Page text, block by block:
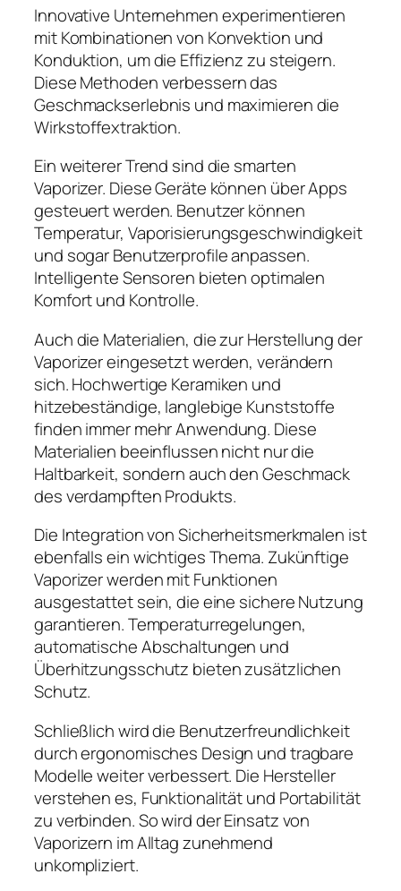
Innovative Unternehmen experimentieren
mit Kombinationen von Konvektion und
Konduktion, um die Effizienz zu steigern.
Diese Methoden verbessern das
Geschmackserlebnis und maximieren die
Wirkstoffextraktion.
Ein weiterer Trend sind die smarten
Vaporizer. Diese Geräte können über Apps
gesteuert werden. Benutzer können
Temperatur, Vaporisierungsgeschwindigkeit
und sogar Benutzerprofile anpassen.
Intelligente Sensoren bieten optimalen
Komfort und Kontrolle.
Auch die Materialien, die zur Herstellung der
Vaporizer eingesetzt werden, verändern
sich. Hochwertige Keramiken und
hitzebeständige, langlebige Kunststoffe
finden immer mehr Anwendung. Diese
Materialien beeinflussen nicht nur die
Haltbarkeit, sondern auch den Geschmack
des verdampften Produkts.
Die Integration von Sicherheitsmerkmalen ist
ebenfalls ein wichtiges Thema. Zukünftige
Vaporizer werden mit Funktionen
ausgestattet sein, die eine sichere Nutzung
garantieren. Temperaturregelungen,
automatische Abschaltungen und
Überhitzungsschutz bieten zusätzlichen
Schutz.
Schließlich wird die Benutzerfreundlichkeit
durch ergonomisches Design und tragbare
Modelle weiter verbessert. Die Hersteller
verstehen es, Funktionalität und Portabilität
zu verbinden. So wird der Einsatz von
Vaporizern im Alltag zunehmend
unkompliziert.